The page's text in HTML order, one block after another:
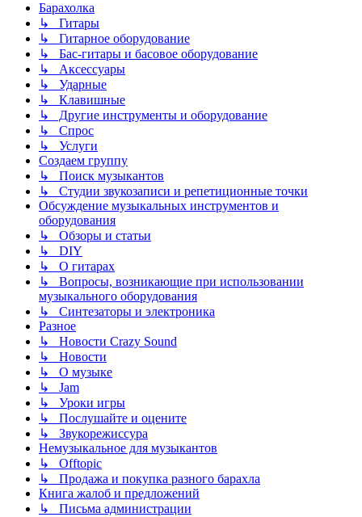
Барахолка
↳ Гитары
↳ Гитарное оборудование
↳ Бас-гитары и басовое оборудование
↳ Аксессуары
↳ Ударные
↳ Клавишные
↳ Другие инструменты и оборудование
↳ Спрос
↳ Услуги
Создаем группу
↳ Поиск музыкантов
↳ Студии звукозаписи и репетиционные точки
Обсуждение музыкальных инструментов и
оборудования
↳ Обзоры и статьи
↳ DIY
↳ О гитарах
↳ Вопросы, возникающие при использовании
музыкального оборудования
↳ Синтезаторы и электроника
Разное
↳ Новости Crazy Sound
↳ Новости
↳ О музыке
↳ Jam
↳ Уроки игры
↳ Послушайте и оцените
↳ Звукорежиссура
Немузыкальное для музыкантов
↳ Offtopic
↳ Продажа и покупка разного барахла
Книга жалоб и предложений
↳ Письма администрации